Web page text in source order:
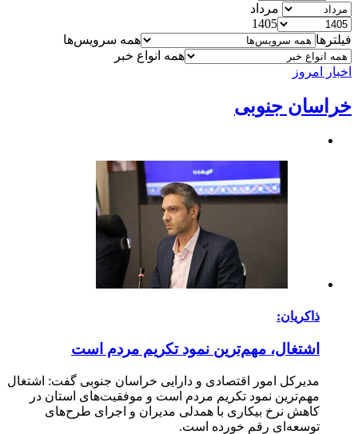
مرداد
1405
فیلترها
همه سرویس‌ها
همه انواع خبر
اخبار امروز
خراسان جنوبی
ذاکریان:
اشتغال، مهم‌ترین نمود تکریم مردم است
مدیرکل امور اقتصادی و دارایی خراسان جنوبی گفت: اشتغال
مهم‌ترین نمود تکریم مردم است و موفقیت‌های استان در
کاهش نرخ بیکاری با همدلی مدیران و اجرای طرح‌های
توسعه‌ای رقم خورده است.